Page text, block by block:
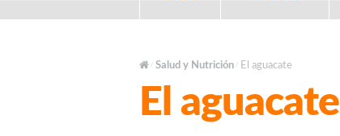
/ Salud y Nutrición / El aguacate
El aguacate